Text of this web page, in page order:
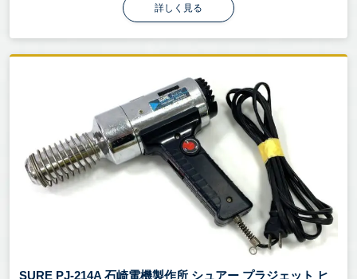
詳しく見る
SURE PJ-214A 石崎電機製作所 シュアー プラジェット ヒ